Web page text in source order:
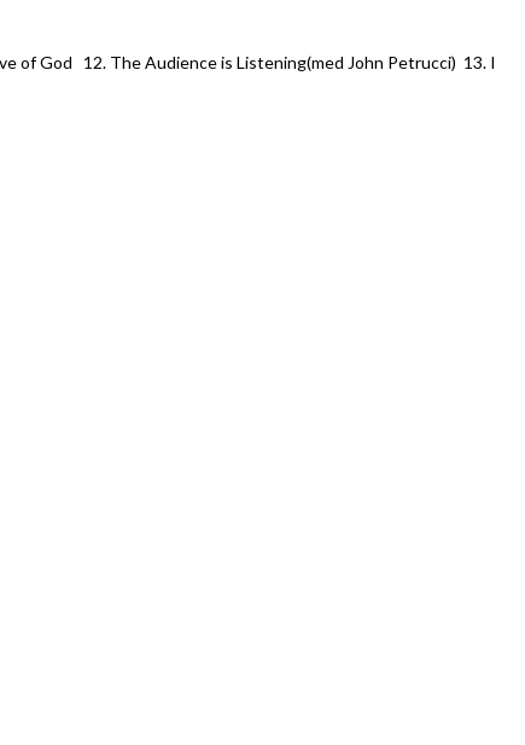
of God 12. The Audience is Listening(med John Petrucci) 13. I